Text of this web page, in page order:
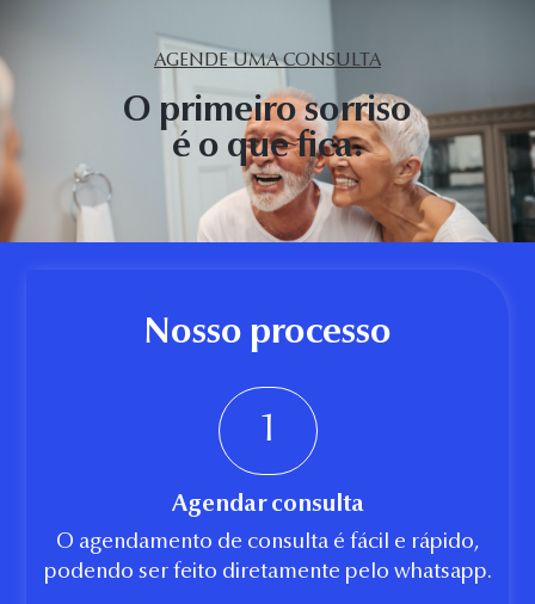
AGENDE UMA CONSULTA
O primeiro sorriso
é o que fica.​
Nosso processo
1
Agendar consulta
O agendamento de consulta é fácil e rápido,
podendo ser feito diretamente pelo whatsapp.